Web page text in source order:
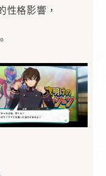
性格影響，